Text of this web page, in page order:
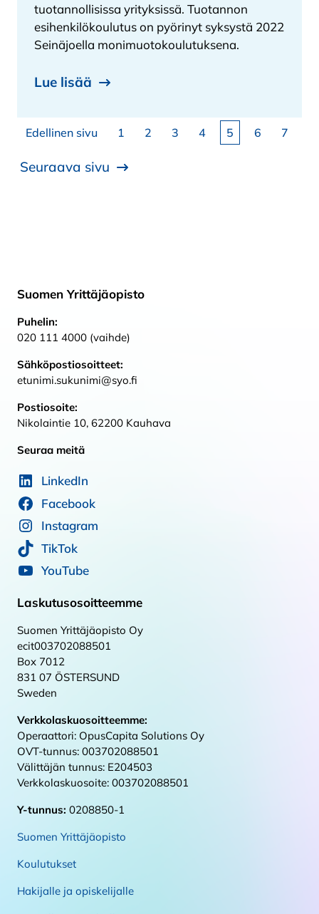
tuotannollisissa yrityksissä. Tuotannon
esihenkilökoulutus on pyörinyt syksystä 2022
Seinäjoella monimuotokoulutuksena.
Lue lisää
Artikkelien sivutus
Edellinen sivu Sivu
1 Sivu
2 Sivu
3 Sivu
4 Sivu
5 Sivu
6 Sivu
7
Seuraava sivu
Suomen Yrittäjäopisto
Puhelin:
020 111 4000 (vaihde)
Sähköpostiosoitteet:
etunimi.sukunimi@syo.fi
Postiosoite:
Nikolaintie 10, 62200 Kauhava
Seuraa meitä
LinkedIn
Facebook
Instagram
TikTok
YouTube
Laskutusosoitteemme
Suomen Yrittäjäopisto Oy
ecit003702088501
Box 7012
831 07 ÖSTERSUND
Sweden
Verkkolaskuosoitteemme:
Operaattori: OpusCapita Solutions Oy
OVT-tunnus: 003702088501
Välittäjän tunnus: E204503
Verkkolaskuosoite: 003702088501
Y-tunnus: 0208850-1
Suomen Yrittäjäopisto
Koulutukset
Hakijalle ja opiskelijalle